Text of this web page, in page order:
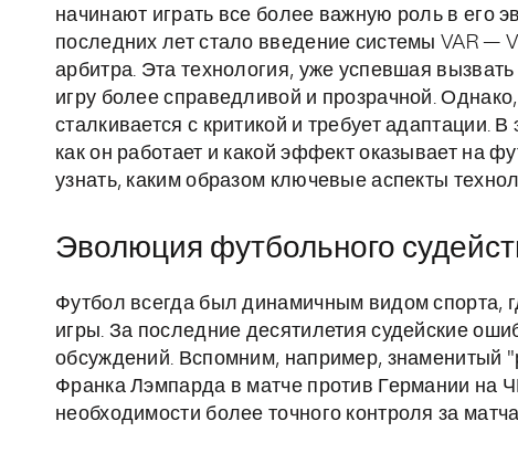
начинают играть все более важную роль в
последних лет стало введение системы VAR
арбитра. Эта технология, уже успевшая
игру более справедливой и прозрачной.
сталкивается с критикой и требует адаптации.
как он работает и какой эффект оказывает на
узнать, каким образом ключевые аспекты
Эволюция футбольного
Футбол всегда был динамичным видом спорта,
игры. За последние десятилетия судейские
обсуждений. Вспомним, например, знаменитый
Франка Лэмпарда в матче против Германии на
необходимости более точного контроля за